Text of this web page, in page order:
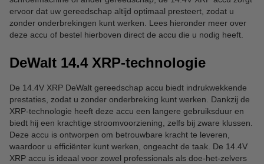
ervoor dat uw gereedschap altijd optimaal presteert, zodat u
zonder onderbrekingen kunt werken. Lees hieronder meer over
deze accu of bestel hierboven direct de accu die u nodig heeft.
DeWalt 14.4 XRP-technologie
De 14.4V XRP DeWalt gereedschap accu biedt indrukwekkende
prestaties, zodat u zonder onderbreking kunt werken. Dankzij de
XRP-technologie heeft deze accu een langere gebruiksduur en
biedt hij een krachtige stroomvoorziening, zelfs bij zware klussen.
Deze accu is ontworpen om betrouwbare kracht te leveren,
waardoor u efficiënter kunt werken, ongeacht de taak. De 14.4V
XRP accu is ideaal voor zowel professionals als doe-het-zelvers